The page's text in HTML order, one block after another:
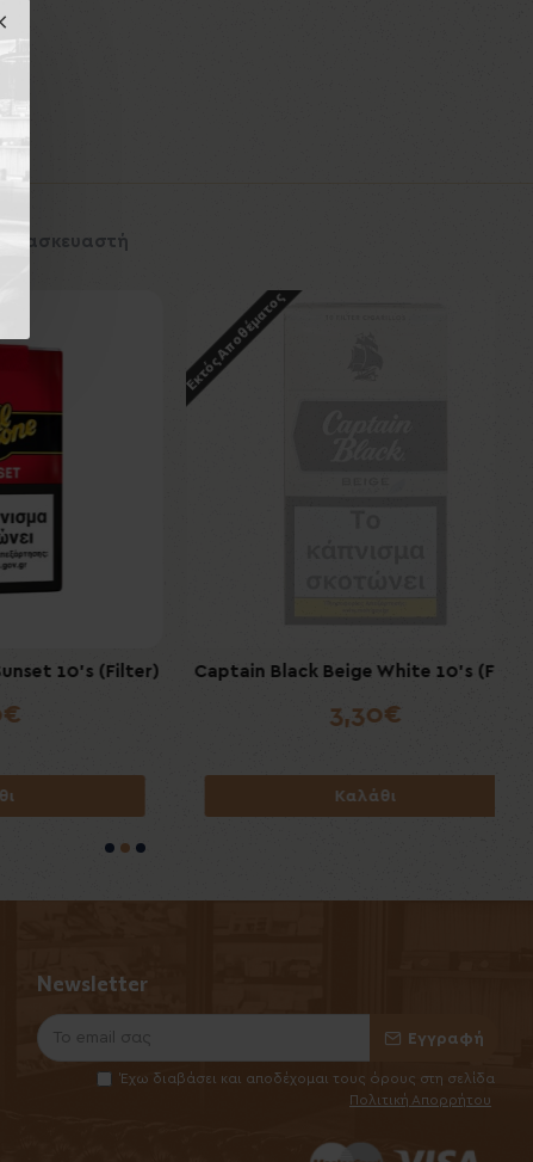
5's
Εκτός Αποθέματος
PDR A Flores 1975 Gran Reserva
10's (Filter)
Εκτός Αποθέματος
Captain Black Beige White 10's (Filter)
3,30€
Καλάθι
Newsletter
Εγγραφή
Έχω διαβάσει και αποδέχομαι τους όρους στη σελίδα
Πολιτική Απορρήτου